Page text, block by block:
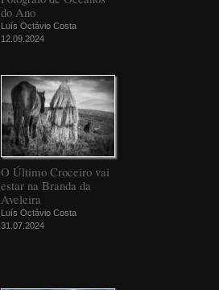
do Ano
Luís Octávio Costa
12.09.2024
O Último Croceiro vai
estar na Branda da
Aveleira
Luís Octávio Costa
31.07.2024